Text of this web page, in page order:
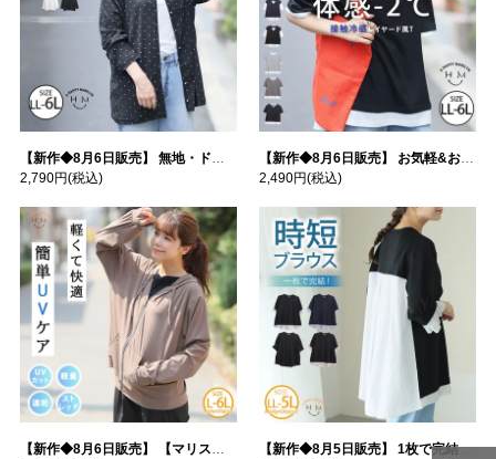
【新作◆8月6日販売】 無地・ドット柄から選べる 忍ばせ 活躍 シアー カーデ | 大きいサイズの通販ならハッピーマリリン
2,790円(税込)
【新作◆8月6日販売】 お気軽&お手軽 選べるデザイン 接触冷感 レイヤード風 コットン トップス | 大きいサイズの通販ならハッピーマリリン
2,490円(税込)
【新作◆8月6日販売】 【マリスポーツ】 運動初心者さんのための フード付き パーカー | 大きいサイズの通販ならハッピーマリリン
【新作◆8月5日販売】 1枚で完結 袖口＆バック フハク使い トップス | 大きいサイズの通販ならハッピーマリリン